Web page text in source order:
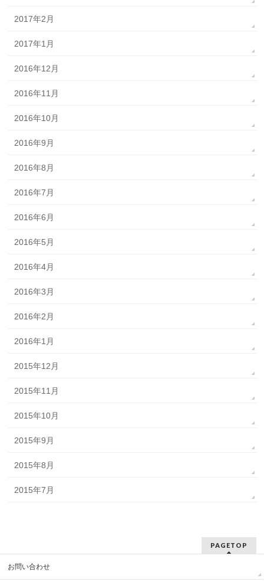
2017年2月
2017年1月
2016年12月
2016年11月
2016年10月
2016年9月
2016年8月
2016年7月
2016年6月
2016年5月
2016年4月
2016年3月
2016年2月
2016年1月
2015年12月
2015年11月
2015年10月
2015年9月
2015年8月
2015年7月
PAGETOP
お問い合わせ